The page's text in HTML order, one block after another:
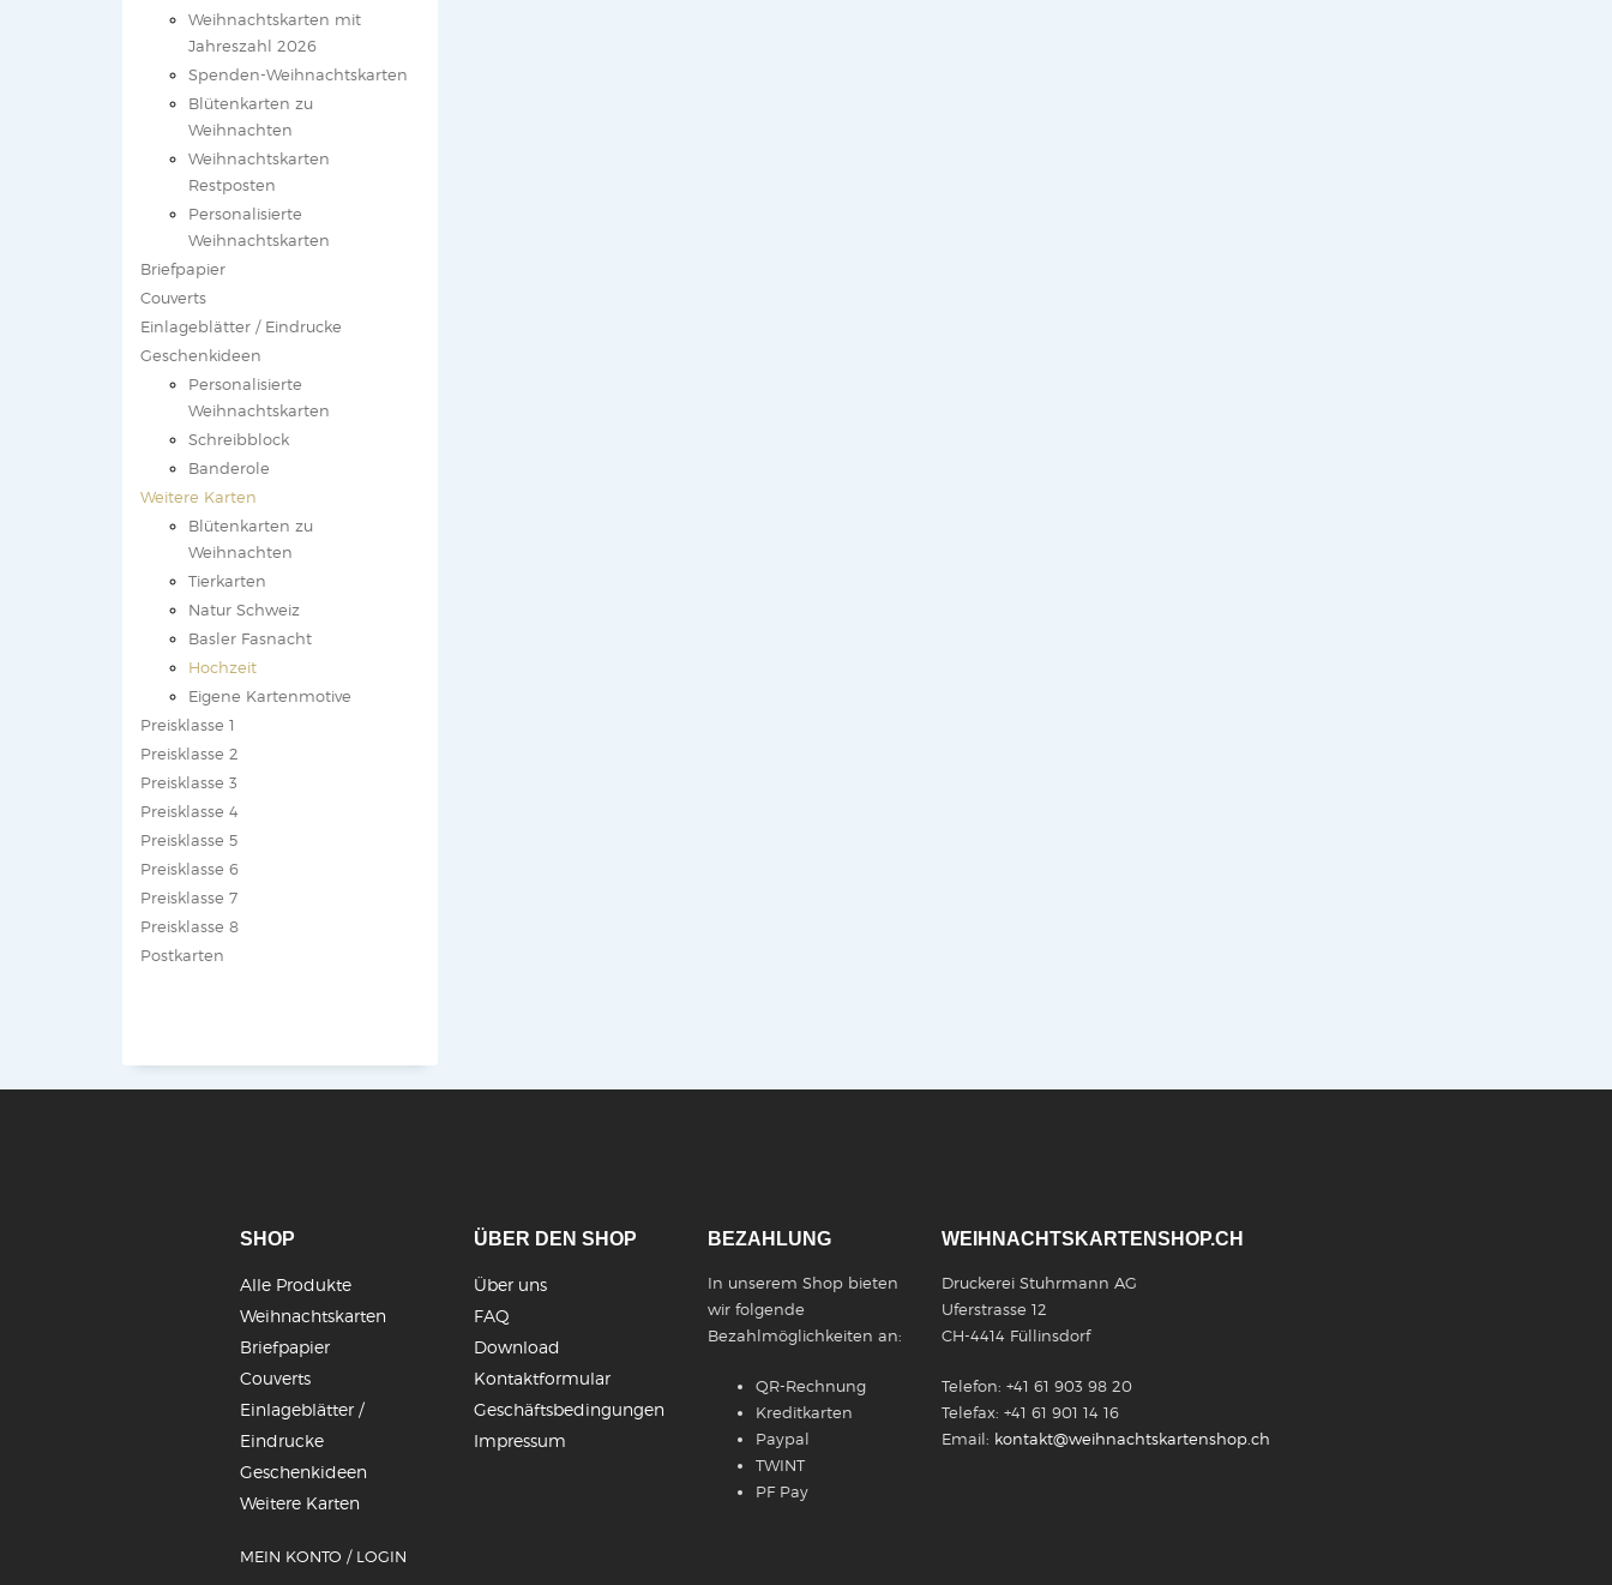
Weihnachtskarten mit
Jahreszahl 2026
Spenden-Weihnachtskarten
Blütenkarten zu
Weihnachten
Weihnachtskarten
Restposten
Personalisierte
Weihnachtskarten
Briefpapier
Couverts
Einlageblätter / Eindrucke
Geschenkideen
Personalisierte
Weihnachtskarten
Schreibblock
Banderole
Weitere Karten
Blütenkarten zu
Weihnachten
Tierkarten
Natur Schweiz
Basler Fasnacht
Hochzeit
Eigene Kartenmotive
Preisklasse 1
Preisklasse 2
Preisklasse 3
Preisklasse 4
Preisklasse 5
Preisklasse 6
Preisklasse 7
Preisklasse 8
Postkarten
SHOP
Alle Produkte
Weihnachtskarten
Briefpapier
Couverts
Einlageblätter /
Eindrucke
Geschenkideen
Weitere Karten
MEIN KONTO / LOGIN
ÜBER DEN SHOP
Über uns
FAQ
Download
Kontaktformular
Geschäftsbedingungen
Impressum
BEZAHLUNG
In unserem Shop bieten
wir folgende
Bezahlmöglichkeiten an:
QR-Rechnung
Kreditkarten
Paypal
TWINT
PF Pay
WEIHNACHTSKARTENSHOP.CH
Druckerei Stuhrmann AG
Uferstrasse 12
CH-4414 Füllinsdorf
Telefon: +41 61 903 98 20
Telefax: +41 61 901 14 16
Email: kontakt@weihnachtskartenshop.ch